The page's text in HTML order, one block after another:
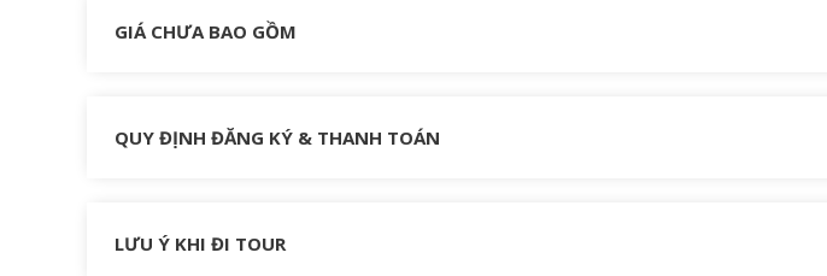
GIÁ CHƯA BAO GỒM
QUY ĐỊNH ĐĂNG KÝ & THANH TOÁN
LƯU Ý KHI ĐI TOUR